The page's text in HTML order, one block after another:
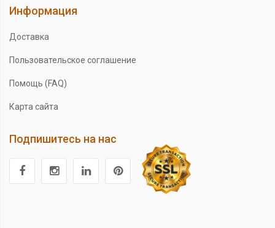
Информация
Доставка
Пользовательское соглашение
Помощь (FAQ)
Карта сайта
Подпишитесь на нас